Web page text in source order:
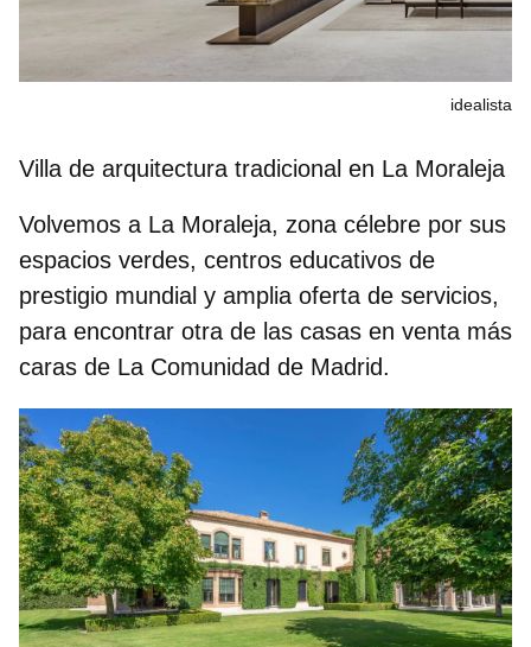
idealista
Villa de arquitectura tradicional en La Moraleja
Volvemos a La Moraleja, zona célebre por sus
espacios verdes, centros educativos de
prestigio mundial y amplia oferta de servicios,
para encontrar otra de las casas en venta más
caras de La Comunidad de Madrid.